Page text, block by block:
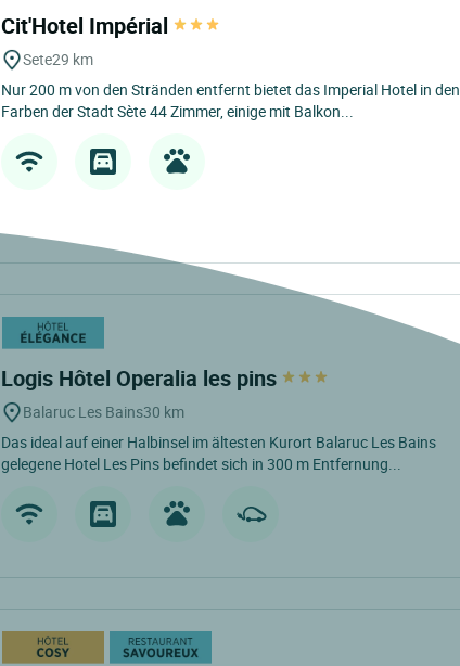
Cit'Hotel Impérial
Sete29 km
Nur 200 m von den Stränden entfernt bietet das Imperial Hotel in den
Farben der Stadt Sète 44 Zimmer, einige mit Balkon...
Logis Hôtel Operalia les pins
Balaruc Les Bains30 km
Das ideal auf einer Halbinsel im ältesten Kurort Balaruc Les Bains
gelegene Hotel Les Pins befindet sich in 300 m Entfernung...